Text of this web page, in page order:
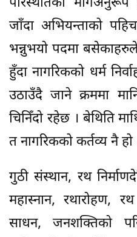
जाँदा अभियन्ताको
भन्नुभयो पदमा बसेकाहरुले
हुँदा नागरिकको धर्म
उठाउँदै जाने क्रममा
चिनिँदो रहेछ । बेथिति
त नागरिकको कर्तव्य नै हो
गुठी संस्थान, रथ
महास्नान, रथारोहण,
साधन, जनशक्तिको